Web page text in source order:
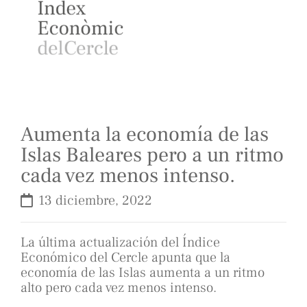
Aumenta la economía de las
Islas Baleares pero a un ritmo
cada vez menos intenso.
13 diciembre, 2022
La última actualización del Índice
Económico del Cercle apunta que la
economía de las Islas aumenta a un ritmo
alto pero cada vez menos intenso.